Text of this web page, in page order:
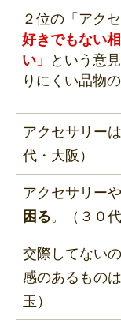
２位の「アク
好きでもない
い」
という意
りにくい品物
アクセサリーは
代・大阪）
アクセサリー
困る。（３０
交際してない
感のあるものは
玉）